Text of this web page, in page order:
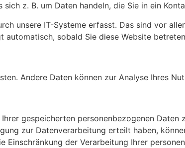
z. B. um Daten handeln, die Sie in ein
unsere IT-Systeme erfasst. Das sind vor
sobald Sie diese Website
Andere Daten können zur Analyse Ihres
gespei­cherten perso­nen­be­zo­genen Daten
zur Daten­ver­ar­bei­tung erteilt haben,
der Verar­bei­tung Ihrer